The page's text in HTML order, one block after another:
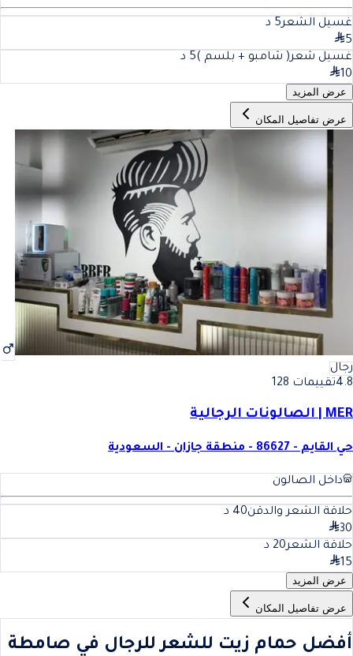
غسيل الشعر5 د
5
غسيل شعر( شامبو + بلسم )5 د
10
عرض المزيد
عرض تفاصيل المكان
رجال
4.8تقييمات 128
MER | الصالونات الرجالية
حي القايم - 86627 - منطقة جازان - السعودية
داخل الصالون
حلاقة الشعر والدقن40 د
30
حلاقة الشعر20 د
15
عرض المزيد
عرض تفاصيل المكان
أفضل حمام زيت للشعر للرجال في صامطة